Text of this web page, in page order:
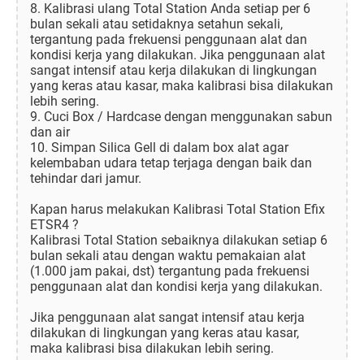
8. Kalibrasi ulang Total Station Anda setiap per 6
bulan sekali atau setidaknya setahun sekali,
tergantung pada frekuensi penggunaan alat dan
kondisi kerja yang dilakukan. Jika penggunaan alat
sangat intensif atau kerja dilakukan di lingkungan
yang keras atau kasar, maka kalibrasi bisa dilakukan
lebih sering.
9. Cuci Box / Hardcase dengan menggunakan sabun
dan air
10. Simpan Silica Gell di dalam box alat agar
kelembaban udara tetap terjaga dengan baik dan
tehindar dari jamur.
Kapan harus melakukan Kalibrasi Total Station Efix
ETSR4 ?
Kalibrasi Total Station sebaiknya dilakukan setiap 6
bulan sekali atau dengan waktu pemakaian alat
(1.000 jam pakai, dst) tergantung pada frekuensi
penggunaan alat dan kondisi kerja yang dilakukan.
Jika penggunaan alat sangat intensif atau kerja
dilakukan di lingkungan yang keras atau kasar,
maka kalibrasi bisa dilakukan lebih sering.